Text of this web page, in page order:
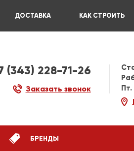
ДОСТАВКА КАК СТРОИТЬ
(343) 228-71-26
Заказать звонок
БРЕНДЫ